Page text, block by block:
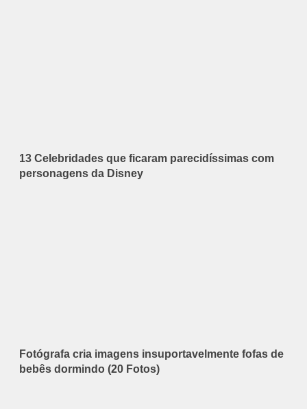
13 Celebridades que ficaram parecidíssimas com
personagens da Disney
Fotógrafa cria imagens insuportavelmente fofas de
bebês dormindo (20 Fotos)